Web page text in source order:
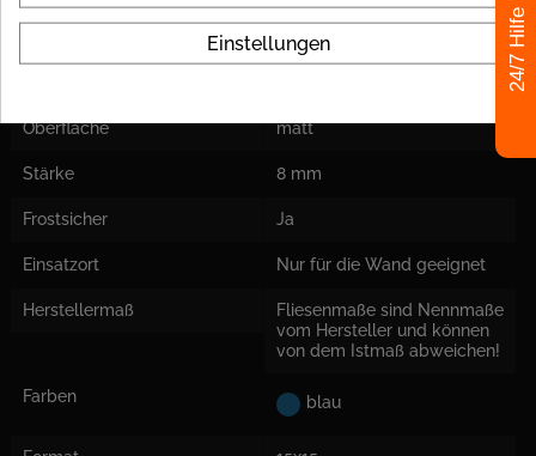
Datenblatt
Material
Steingut; roter Fliesen-
Oberfläche matt
Stärke 8 mm
Frostsicher Ja
Einsatzort Nur für die Wand geeignet
Herstellermaß
Fliesenmaße sind Nennmaße
vom Hersteller und können
von dem Istmaß abweichen!
Farben blau
Einstellungen 24/7 Hilfe